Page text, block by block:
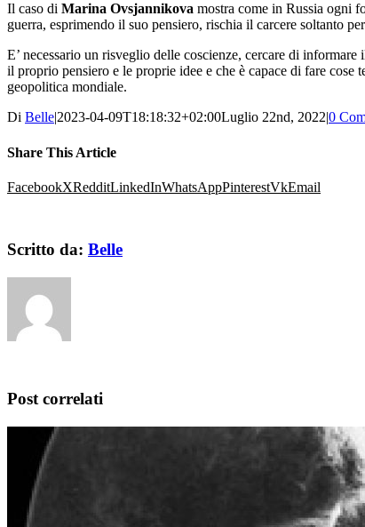
Il caso di Marina Ovsjannikova mostra come in Russia ogni
guerra, esprimendo il suo pensiero, rischia il carcere soltanto
E’ necessario un risveglio delle coscienze, cercare di
il proprio pensiero e le proprie idee e che è capace di fare
geopolitica mondiale.
Di Belle|2023-04-09T18:18:32+02:00Luglio 22nd, 2022|0
Share This Article
FacebookXRedditLinkedInWhatsAppPinterestVkEmail
Scritto da: Belle
Post correlati